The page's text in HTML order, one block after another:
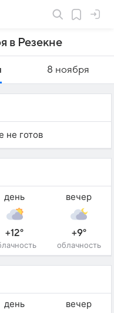
в Резекне
8 ноября
не готов
день
+12°
вечер
+9°
облачность
день вечер